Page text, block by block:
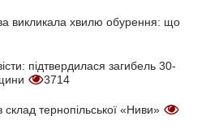
викликала хвилю обурення: що
підтвердилася загибель 30-
3714
склад тернопільської «Ниви»